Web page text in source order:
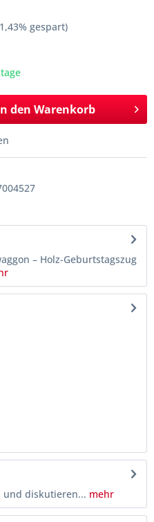
gespart)
den Warenkorb
– Holz-Geburtstagszug
und diskutieren... mehr